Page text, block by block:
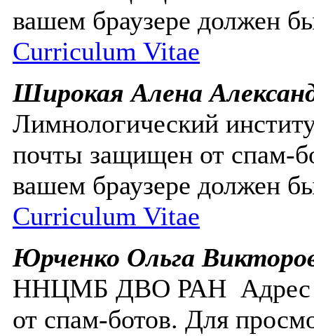
вашем браузере должен
Curriculum Vitae
Широкая Алена
Лимнологический
почты защищен от спам-
вашем браузере должен
Curriculum Vitae
Юрченко Ольга
ННЦМБ ДВО РАН
от спам-ботов. Для